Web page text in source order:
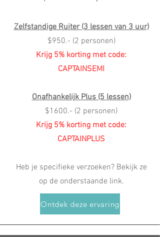
Zelfstandige Ruiter (3 lessen van 3 uur)
$950.- (2 personen)
Krijg 5% korting met code:
CAPTAINSEMI
Onafhankelijk Plus (5 lessen)
$1600.- (2 personen)
Krijg 5% korting met code:
CAPTAINPLUS
Heb je specifieke verzoeken? Bekijk ze
op de onderstaande link.
Ontdek deze ervaring